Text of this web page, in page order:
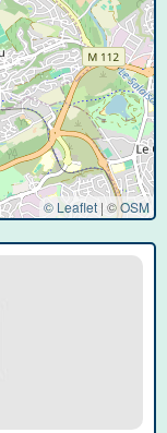
© Leaflet | ©OSM